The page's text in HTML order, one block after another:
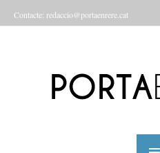
Contacte: redaccio@portaenrere.cat